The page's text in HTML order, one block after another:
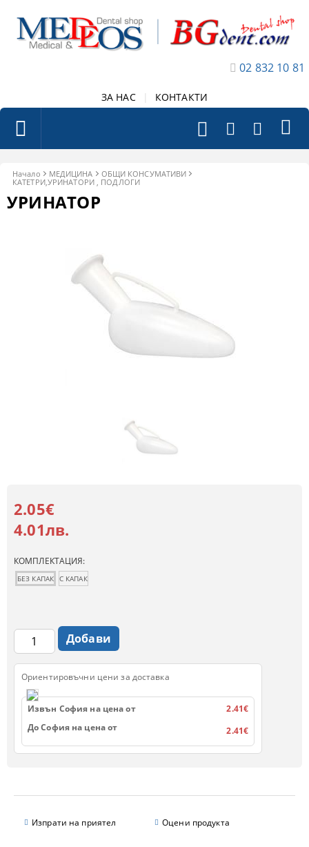
02 832 10 81
ЗА НАС КОНТАКТИ
Начало МЕДИЦИНА
ОБЩИ КОНСУМАТИВИ
КАТЕТРИ,УРИНАТОРИ , ПОДЛОГИ
УРИНАТОР
Изпрати на приятел Оцени продукта
2.05€
4.01лв.
КОМПЛЕКТАЦИЯ:
БЕЗ КАПАК С КАПАК
Ориентировъчни цени за доставка
Извън София на цена от
2.41€
До София на цена от
2.41€